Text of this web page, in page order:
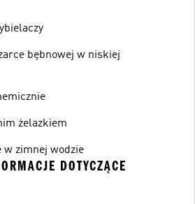
bębnowej w niskiej
żelazkiem
w zimnej wodzie
DOTYCZĄCE